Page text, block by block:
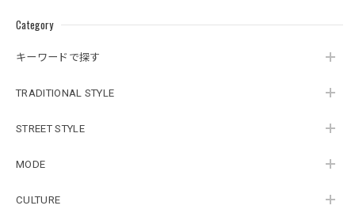
Category
キーワードで探す
TRADITIONAL STYLE
STREET STYLE
MODE
CULTURE